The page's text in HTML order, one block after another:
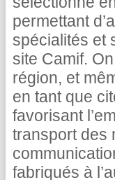
permettant
spécialités et
site Camif.
région, et
en tant que
favorisant
transport des
fabriqués à